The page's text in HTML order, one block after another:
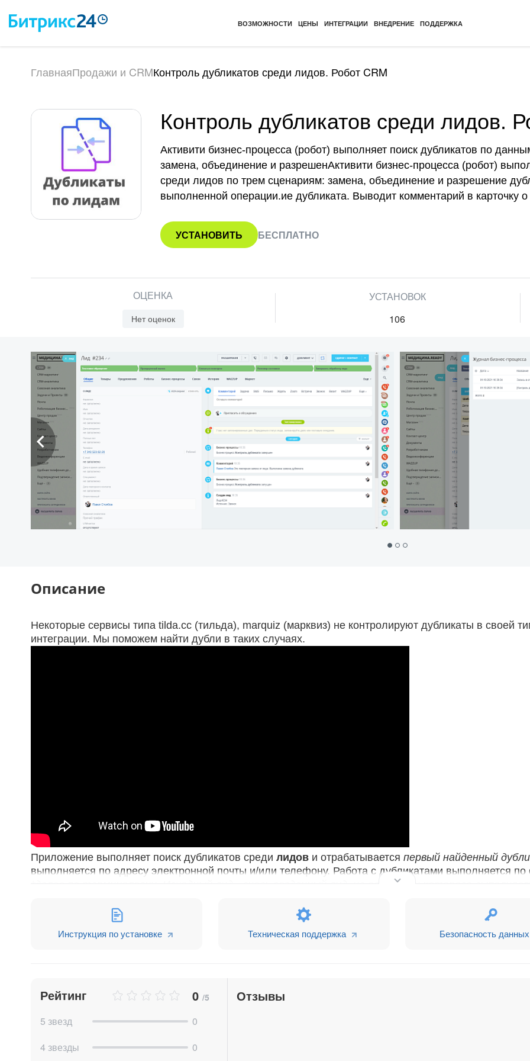
ВОЗМОЖНОСТИ ЦЕНЫ ИНТЕГРАЦИИ ВНЕДРЕНИЕ ПОДДЕРЖКА
ГлавнаяПродажи и CRMКонтроль дубликатов среди лидов. Робот CRM
Контроль дубликатов среди лидов.
Активити бизнес-процесса (робот) выполняет поиск дубликатов по
замена, объединение и разрешенАктивити бизнес-процесса (робот)
среди лидов по трем сценариям: замена, объединение и разрешение
выполненной операции.ие дубликата. Выводит комментарий в карточку
УСТАНОВИТЬ БЕСПЛАТНО
ОЦЕНКА
Нет оценок
УСТАНОВОК
106
Описание
Некоторые сервисы типа tilda.cc (тильда), marquiz (марквиз) не контролируют дубликаты в своей
интеграции. Мы поможем найти дубли в таких случаях.
Приложение выполняет поиск дубликатов среди лидов и отрабатывается первый найденный
выполняется по адресу электронной почты и/или телефону. Работа с дубликатами выполняется по
*далее по терминологии. Исходный лид - вновь созданный лид, на основании которого
Объединение
В данном случае произойдёт удаление исходного лида. В дубликате будут заполнены все пустые
по лиду. Выполнено объединение дубликата"
В данном случае произойдет удаление дубликата, исходный лид останется в текущей стадии. В
Инструкция по установке Техническая поддержка Безопасность данных
Рейтинг 0 /5
5 звезд
0
4 звезды
0
Отзывы